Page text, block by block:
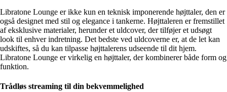
Libratone Lounge er ikke kun en teknisk imponerende højttaler, den er
også designet med stil og elegance i tankerne. Højttaleren er fremstillet
af eksklusive materialer, herunder et uldcover, der tilføjer et udsøgt
look til enhver indretning. Det bedste ved uldcoverne er, at de let kan
udskiftes, så du kan tilpasse højttalerens udseende til dit hjem.
Libratone Lounge er virkelig en højttaler, der kombinerer både form og
funktion.
Trådløs streaming til din bekvemmelighed